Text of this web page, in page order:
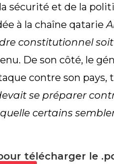
sécurité et de la
à la chaîne qatarie
constitutionnel
De son côté, le
contre son pays,
se préparer
certains
télécharger le